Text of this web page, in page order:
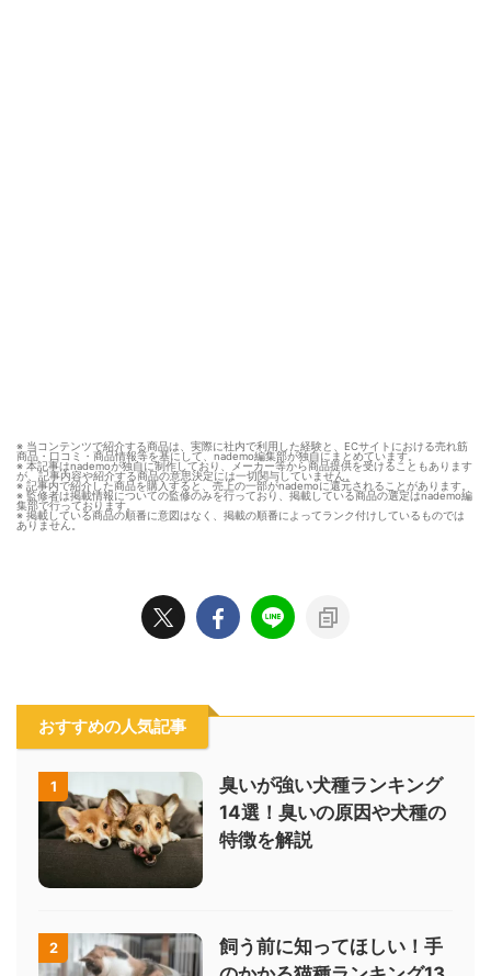
※ 当コンテンツで紹介する商品は、実際に社内で利用した経験と、ECサイトにおける売れ筋
商品・口コミ・商品情報等を基にして、nademo編集部が独自にまとめています。
※ 本記事はnademoが独自に制作しており、メーカー等から商品提供を受けることもあります
が、記事内容や紹介する商品の意思決定には一切関与していません。
※ 記事内で紹介した商品を購入すると、売上の一部がnademoに還元されることがあります。
※ 監修者は掲載情報についての監修のみを行っており、掲載している商品の選定はnademo編
集部で行っております。
※ 掲載している商品の順番に意図はなく、掲載の順番によってランク付けしているものでは
ありません。
おすすめの人気記事
1
臭いが強い犬種ランキング
14選！臭いの原因や犬種の
特徴を解説
2
飼う前に知ってほしい！手